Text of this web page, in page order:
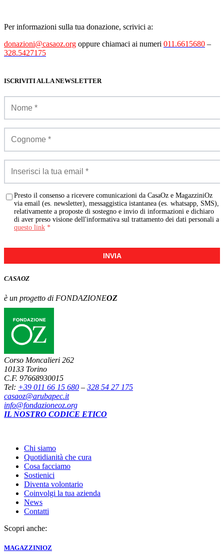
Per informazioni sulla tua donazione, scrivici a:
donazioni@casaoz.org oppure chiamaci ai numeri 011.6615680 –
328.5427175
ISCRIVITI ALLA NEWSLETTER
Presto il consenso a ricevere comunicazioni da CasaOz e MagazziniOz
via email (es. newsletter), messaggistica istantanea (es. whatsapp, SMS),
relativamente a proposte di sostegno e invio di informazioni e dichiaro
di aver preso visione dell'informativa sul trattamento dei dati personali a
questo link *
INVIA
CASAOZ
è un progetto di FONDAZIONEOZ
Corso Moncalieri 262
10133 Torino
C.F. 97668930015
Tel: +39 011 66 15 680 – 328 54 27 175
casaoz@arubapec.it
info@fondazioneoz.org
IL NOSTRO CODICE ETICO
Chi siamo
Quotidianità che cura
Cosa facciamo
Sostienici
Diventa volontario
Coinvolgi la tua azienda
News
Contatti
Scopri anche:
MAGAZZINIOZ